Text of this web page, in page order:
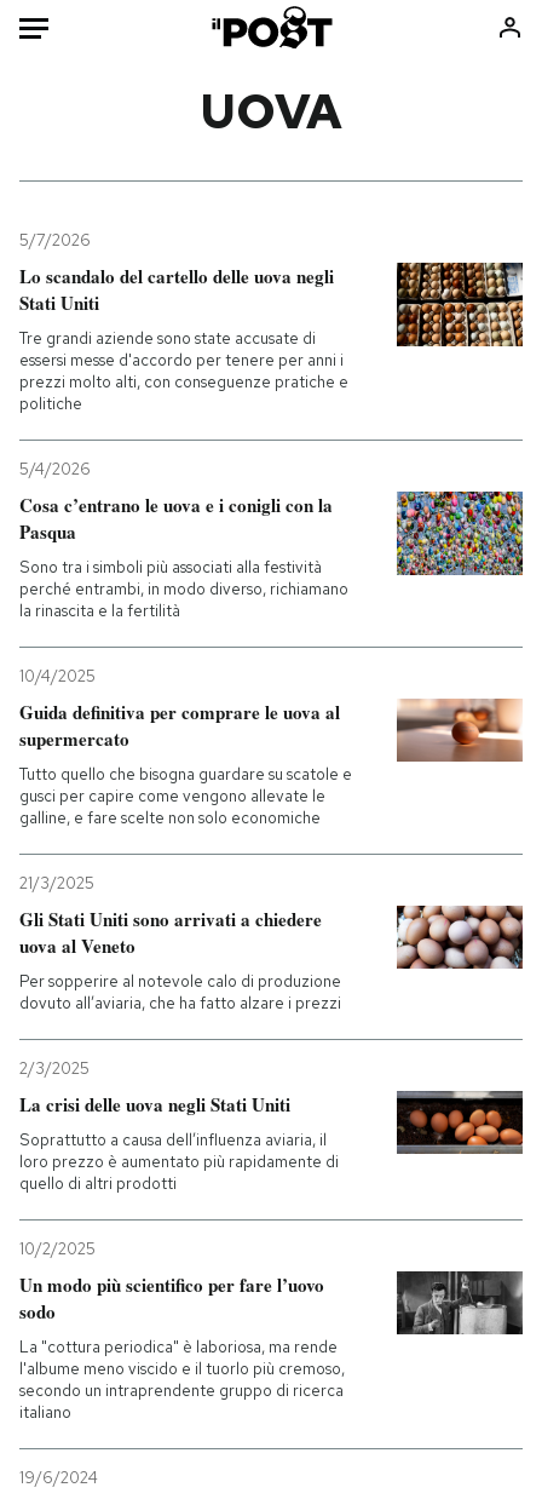
Mondo
Politica
Tecnologia
Internet
Scienza
Cultura
Economia
Consumismi
Ok Boomer!
Media
Altrecose
PODCAST
NEWSLETTER
I MIEI PREFERITI
SHOP
CALENDARIO
AREA PERSONALE
Entra
UOVA
5/7/2026
Lo scandalo del cartello delle uova negli
Stati Uniti
Tre grandi aziende sono state accusate di
essersi messe d'accordo per tenere per anni i
prezzi molto alti, con conseguenze pratiche e
politiche
5/4/2026
Cosa c’entrano le uova e i conigli con la
Pasqua
Sono tra i simboli più associati alla festività
perché entrambi, in modo diverso, richiamano
la rinascita e la fertilità
10/4/2025
Guida definitiva per comprare le uova al
supermercato
Tutto quello che bisogna guardare su scatole e
gusci per capire come vengono allevate le
galline, e fare scelte non solo economiche
21/3/2025
Gli Stati Uniti sono arrivati a chiedere
uova al Veneto
Per sopperire al notevole calo di produzione
dovuto all’aviaria, che ha fatto alzare i prezzi
2/3/2025
La crisi delle uova negli Stati Uniti
Soprattutto a causa dell’influenza aviaria, il
loro prezzo è aumentato più rapidamente di
quello di altri prodotti
10/2/2025
Un modo più scientifico per fare l’uovo
sodo
La "cottura periodica" è laboriosa, ma rende
l'albume meno viscido e il tuorlo più cremoso,
secondo un intraprendente gruppo di ricerca
italiano
19/6/2024